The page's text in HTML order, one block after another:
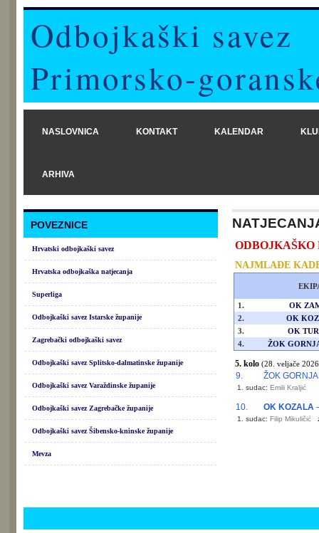
Odbojkaški savez
Primorsko-
NASLOVNICA KONTAKT KALENDAR
ARHIVA
POVEZNICE
Hrvatski odbojkaški savez
Hrvatska odbojkaška natjecanja
Superliga
Odbojkaški savez Istarske županije
Zagrebački odbojkaški savez
Odbojkaški savez Splitsko-dalmatinske županije
Odbojkaški savez Varaždinske županije
Odbojkaški savez Zagrebačke županije
Odbojkaški savez Šibensko-kninske županije
Mevza
ODBOJKAŠKO
NAJMLAĐE
1.
OK
2.
OK
3.
OK
4.
ŽOK
5. kolo (28. veljače
9. ŽOK
1. sudac: Emili Kraljić
10. OK KOZALA
1. sudac: Filip Mikuličić